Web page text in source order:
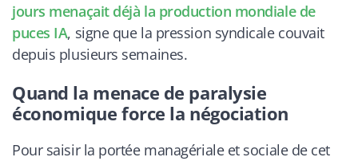
jours menaçait déjà la production mondiale de
puces IA, signe que la pression syndicale couvait
depuis plusieurs semaines.
Quand la menace de paralysie
économique force la négociation
Pour saisir la portée managériale et sociale de cet